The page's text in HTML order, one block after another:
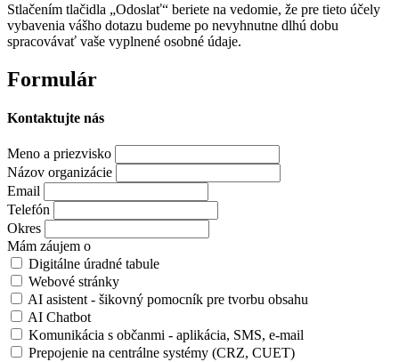
Stlačením tlačidla „Odoslať“ beriete na vedomie, že pre tieto účely
vybavenia vášho dotazu budeme po nevyhnutne dlhú dobu
spracovávať vaše vyplnené osobné údaje.
Formulár
Kontaktujte nás
Meno a priezvisko
Názov organizácie
Email
Telefón
Okres
Mám záujem o
Digitálne úradné tabule
Webové stránky
AI asistent - šikovný pomocník pre tvorbu obsahu
AI Chatbot
Komunikácia s občanmi - aplikácia, SMS, e-mail
Prepojenie na centrálne systémy (CRZ, CUET)